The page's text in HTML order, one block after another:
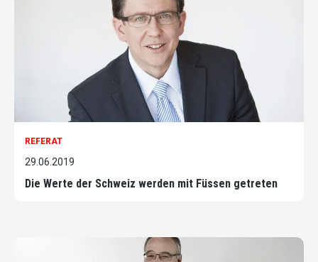
REFERAT
29.06.2019
Die Werte der Schweiz werden mit Füssen getreten